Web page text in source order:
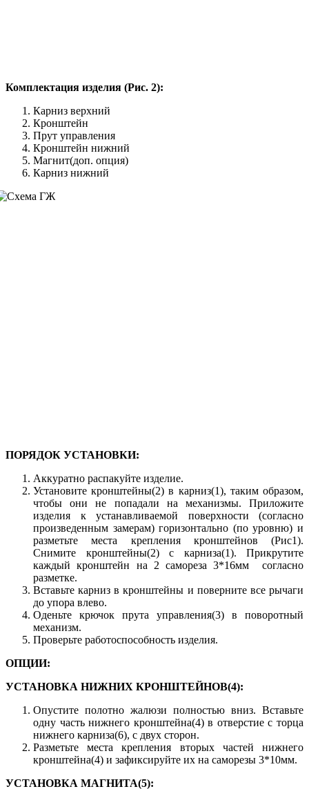
Комплектация изделия (Рис. 2):
Карниз верхний
Кронштейн
Прут управления
Кронштейн нижний
Магнит(доп. опция)
Карниз нижний
ПОРЯДОК УСТАНОВКИ:
Аккуратно распакуйте изделие.
Установите кронштейны(2) в карниз(1), таким образом,
чтобы они не попадали на механизмы. Приложите
изделия к устанавливаемой поверхности (согласно
произведенным замерам) горизонтально (по уровню) и
разметьте места крепления кронштейнов (Рис1).
Снимите кронштейны(2) с карниза(1). Прикрутите
каждый кронштейн на 2 самореза 3*16мм согласно
разметке.
Вставьте карниз в кронштейны и поверните все рычаги
до упора влево.
Оденьте крючок прута управления(3) в поворотный
механизм.
Проверьте работоспособность изделия.
ОПЦИИ:
УСТАНОВКА НИЖНИХ КРОНШТЕЙНОВ(4):
Опустите полотно жалюзи полностью вниз. Вставьте
одну часть нижнего кронштейна(4) в отверстие с торца
нижнего карниза(6), с двух сторон.
Разметьте места крепления вторых частей нижнего
кронштейна(4) и зафиксируйте их на саморезы 3*10мм.
УСТАНОВКА МАГНИТА(5):